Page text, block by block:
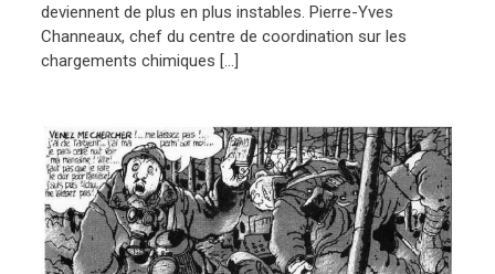
deviennent de plus en plus instables. Pierre-Yves
Channeaux, chef du centre de coordination sur les
chargements chimiques […]